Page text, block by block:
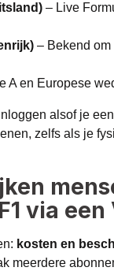
– Live
– Bekend om
A en Europese
alsof je
zelfs als je
via een
kosten en
meerdere